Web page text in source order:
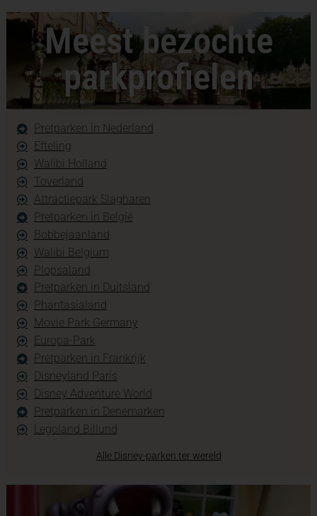
Meest bezochte
parkprofielen
Pretparken in Nederland
Efteling
Walibi Holland
Toverland
Attractiepark Slagharen
Pretparken in België
Bobbejaanland
Walibi Belgium
Plopsaland
Pretparken in Duitsland
Phantasialand
Movie Park Germany
Europa-Park
Pretparken in Frankrijk
Disneyland Paris
Disney Adventure World
Pretparken in Denemarken
Legoland Billund
Alle Disney-parken ter wereld